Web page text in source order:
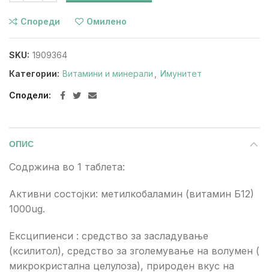
Спореди Омилено
SKU: 1909364
Категории: Витамини и минерали Имунитет
Сподели
ОПИС
Содржина во 1 таблета:
Активни состојки: метилкобаламин (витамин Б12)
1000ug.
Ексципиенси : средство за засладување
(ксилитол), средство за зголемување на волумен (
микрокристална целулоза), природен вкус на